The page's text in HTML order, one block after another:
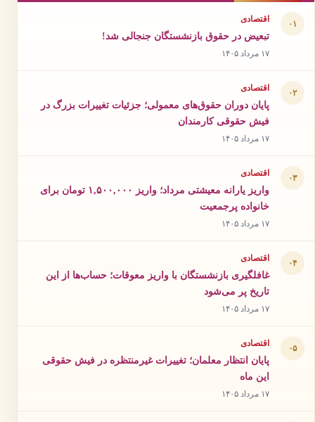
۰۱ اقتصادی
تبعیض در حقوق بازنشستگان جنجالی شد!
۱۷ مرداد ۱۴۰۵
۰۲ اقتصادی
پایان دوران حقوق‌های معمولی؛ جزئیات تغییرات بزرگ در
فیش حقوقی کارمندان
۱۷ مرداد ۱۴۰۵
۰۳ اقتصادی
واریز یارانه معیشتی مرداد؛ واریز ۱,۵۰۰,۰۰۰ تومان برای
خانواده پرجمعیت
۱۷ مرداد ۱۴۰۵
۰۴ اقتصادی
غافلگیری بازنشستگان با واریز معوقات؛ حساب‌ها از این
تاریخ پر می‌شود
۱۷ مرداد ۱۴۰۵
۰۵ اقتصادی
پایان انتظار معلمان؛ تغییرات غیرمنتظره در فیش حقوقی
این ماه
۱۷ مرداد ۱۴۰۵